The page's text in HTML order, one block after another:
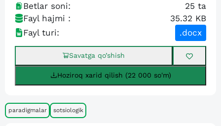
Betlar soni: 25 ta
Fayl hajmi :
35.32 KB
Fayl turi:
.docx
Savatga qo’shish
Hoziroq xarid qilish (22 000 so'm)
paradigmalar sotsiologik